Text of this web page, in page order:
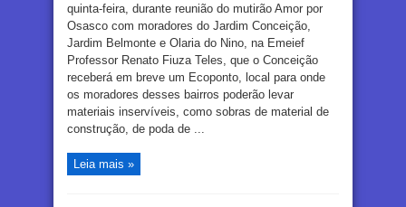
quinta-feira, durante reunião do mutirão Amor por
Osasco com moradores do Jardim Conceição,
Jardim Belmonte e Olaria do Nino, na Emeief
Professor Renato Fiuza Teles, que o Conceição
receberá em breve um Ecoponto, local para onde
os moradores desses bairros poderão levar
materiais inservíveis, como sobras de material de
construção, de poda de ...
Leia mais »